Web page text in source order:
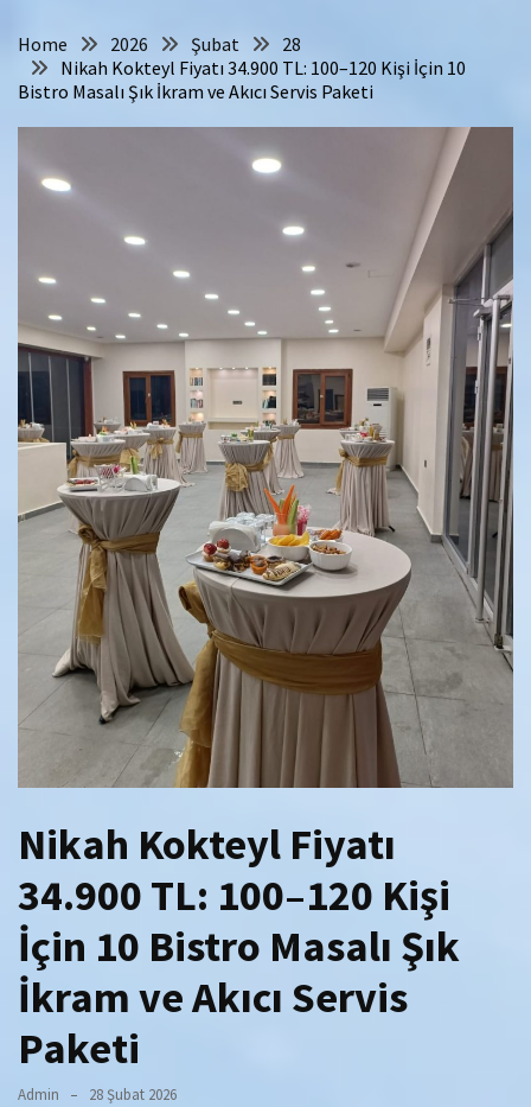
Home 2026 Şubat
28
Nikah Kokteyl Fiyatı 34.900 TL: 100–120 Kişi İçin 10
Bistro Masalı Şık İkram ve Akıcı Servis Paketi
Nikah Kokteyl Fiyatı
34.900 TL: 100–120 Kişi
İçin 10 Bistro Masalı Şık
İkram ve Akıcı Servis
Paketi
Admin 28 Şubat 2026